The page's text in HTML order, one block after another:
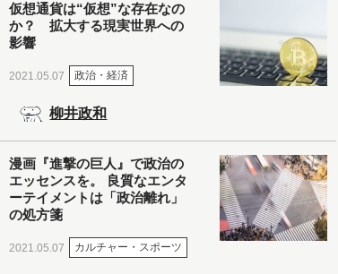
仮想通貨は“仮想”な存在なの
か？ 拡大する現実世界への
影響
2021.05.07 政治・経済
柳井政和
漫画『進撃の巨人』で政治の
エッセンスを。 良質なエンタ
ーテイメントは「政治離れ」
の処方箋
2021.05.07 カルチャー・スポーツ